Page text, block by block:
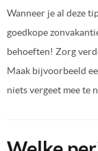
Wanneer je al deze
goedkope
behoeften! Zorg
Maak bijvoorbeeld
niets vergeet mee te